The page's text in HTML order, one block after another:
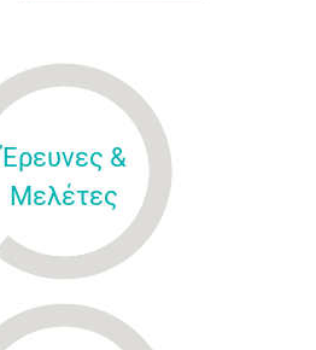
Έρευνες &
Μελέτες